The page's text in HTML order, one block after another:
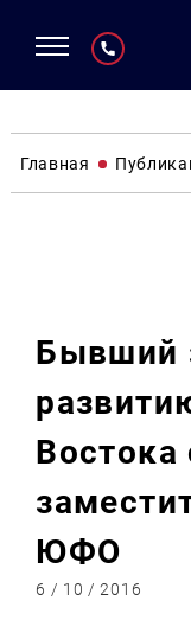
Главная
Бывший
Востока
ЮФО
6 / 10 / 2016